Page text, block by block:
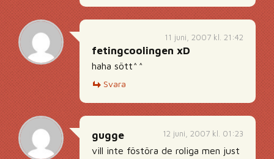
11 juni, 2007 kl. 21:42
fetingcoolingen xD
haha sött^^
Svara
12 juni, 2007 kl. 01:23
gugge
vill inte föstöra de roliga men just